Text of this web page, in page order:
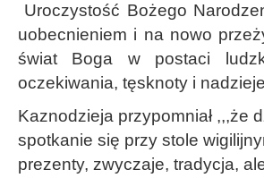
Uroczystość Bożego
uobecnieniem i na nowo
świat Boga w postaci
oczekiwania, tęsknoty i
Kaznodzieja przypomniał ,,,że
spotkanie się przy stole
prezenty, zwyczaje, tradycja,